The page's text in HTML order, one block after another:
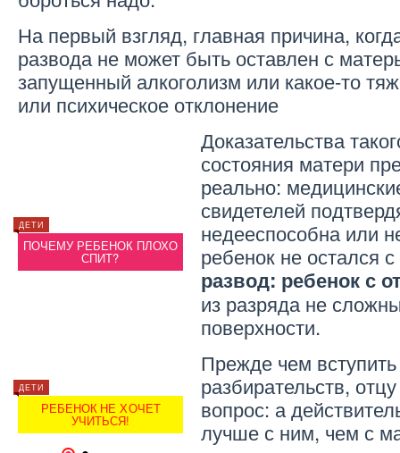
На первый взгляд, главная причина,
развода не может быть оставлен с
запущенный алкоголизм или какое-то
или психическое отклонение
ДЕТИ
ПОЧЕМУ РЕБЕНОК ПЛОХО
СПИТ?
ДЕТИ
РЕБЕНОК НЕ ХОЧЕТ
УЧИТЬСЯ!
РЕБЕНОК ПЛОХО ЕСТ —
ЧТО ДЕЛАТЬ?
ДЕТИ
РЕБЕНОК В НЕПОЛНОЙ
СЕМЬЕ
ДЕТИ
ДЕТИ
Доказательства
состояния матери
реально:
свидетелей
недееспособна или
ребенок не остался
развод: ребенок с
из разряда не
поверхности.
Прежде чем
разбирательств,
вопрос: а
лучше с ним, чем с